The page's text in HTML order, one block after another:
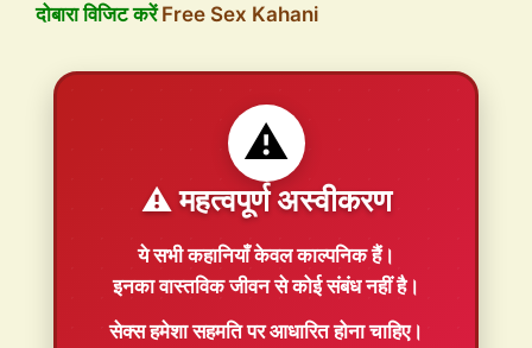
दोबारा विजिट करेंFree Sex Kahani
⚠️
⚠️ महत्वपूर्ण अस्वीकरण
ये सभी कहानियाँकेवल काल्पनिकहैं।
इनका वास्तविक जीवन से कोई संबंध नहीं है।
सेक्स हमेशासहमतिपर आधारित होना चाहिए।